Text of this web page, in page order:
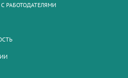
РАБОТОДАТЕЛЯМИ